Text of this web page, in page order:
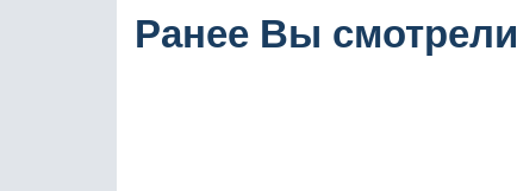
Ранее Вы смотрели